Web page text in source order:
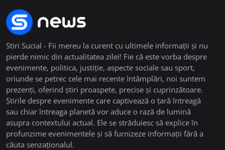
Stiri Sucial - Fii mereu la curent cu ultimele informații și nu
pierde nimic din actualitatea zilei! Fie că este vorba despre
evenimente, politica, justiție, aspecte sociale sau sport,
oriunde se petrec cele mai recente întâmplări, noi suntem
prezenți, oferind știri proaspete, precise și cuprinzătoare.
Știrile despre evenimente care captivează o țară întreagă
sau chiar întreaga planetă vor aduce o rază de lumină
asupra contextului actual. Ele se străduiesc să explice în
profunzime evenimentele și să furnizeze informații fără a
căuta senzaționalul.